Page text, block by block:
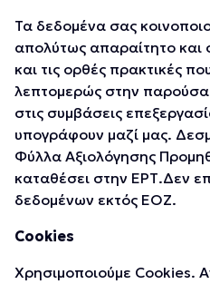
Τα δεδομένα σας
απολύτως απαραίτητο και
και τις ορθές πρακτικές
λεπτομερώς στην παρούσα
στις συμβάσεις
υπογράφουν μαζί μας.
Φύλλα Αξιολόγησης
καταθέσει στην ΕΡΤ.Δεν
δεδομένων εκτός ΕΟΖ.
Cookies
Χρησιμοποιούμε Cookies.